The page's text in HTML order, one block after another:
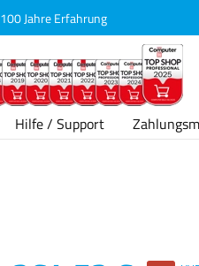
100 Jahre Erfahrung
Hilfe / Support
Verkaufspreis: